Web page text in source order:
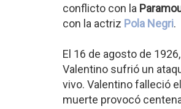
conflicto con la
con la actriz Pola Negri.
El 16 de agosto de
Valentino sufrió un
vivo. Valentino falleció
muerte provocó